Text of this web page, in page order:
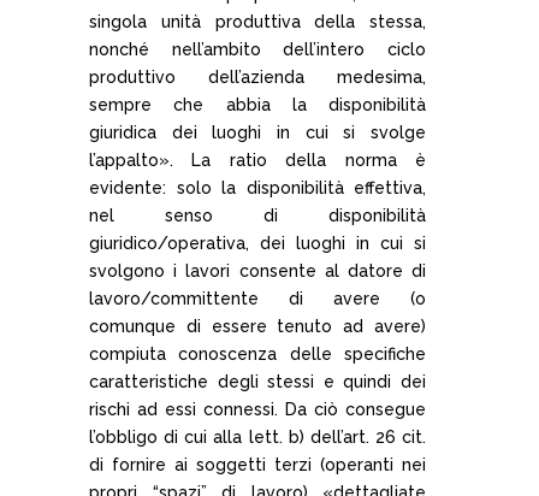
singola unità produttiva della stessa,
nonché nell’ambito dell’intero ciclo
produttivo dell’azienda medesima,
sempre che abbia la disponibilità
giuridica dei luoghi in cui si svolge
l’appalto». La ratio della norma è
evidente: solo la disponibilità effettiva,
nel senso di disponibilità
giuridico/operativa, dei luoghi in cui si
svolgono i lavori consente al datore di
lavoro/committente di avere (o
comunque di essere tenuto ad avere)
compiuta conoscenza delle specifiche
caratteristiche degli stessi e quindi dei
rischi ad essi connessi. Da ciò consegue
l’obbligo di cui alla lett. b) dell’art. 26 cit.
di fornire ai soggetti terzi (operanti nei